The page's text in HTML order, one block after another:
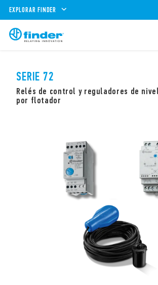
EXPLORAR FINDER
SERIE 72
Relés de control y reguladores de
por flotador